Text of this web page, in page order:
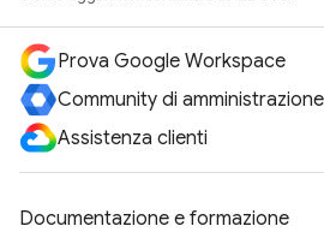
Prova Google Workspace
Community di amministrazione
Assistenza clienti
Documentazione e formazione